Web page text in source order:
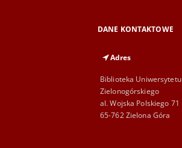
DANE KONTAKTOWE
Adres
Biblioteka Uniwersytetu
Zielonogórskiego
al. Wojska Polskiego 71
65-762 Zielona Góra